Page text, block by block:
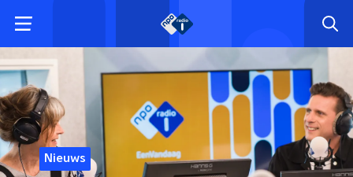
Nieuws